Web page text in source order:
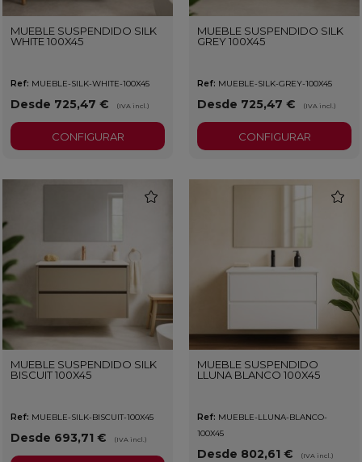
MUEBLE SUSPENDIDO SILK
WHITE 100X45
Ref: MUEBLE-SILK-WHITE-100X45
Desde 725,47 € (IVA incl.)
CONFIGURAR
MUEBLE SUSPENDIDO SILK
GREY 100X45
Ref: MUEBLE-SILK-GREY-100X45
Desde 725,47 € (IVA incl.)
CONFIGURAR
MUEBLE SUSPENDIDO SILK
BISCUIT 100X45
Ref: MUEBLE-SILK-BISCUIT-100X45
Desde 693,71 € (IVA incl.)
MUEBLE SUSPENDIDO
LLUNA BLANCO 100X45
Ref: MUEBLE-LLUNA-BLANCO-
100X45
Desde 802,61 € (IVA incl.)